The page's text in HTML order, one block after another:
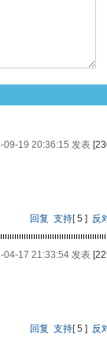
09-19 20:36:15 发表
回复 支持[5 ] 反
04-17 21:33:54 发表
回复 支持[5 ] 反